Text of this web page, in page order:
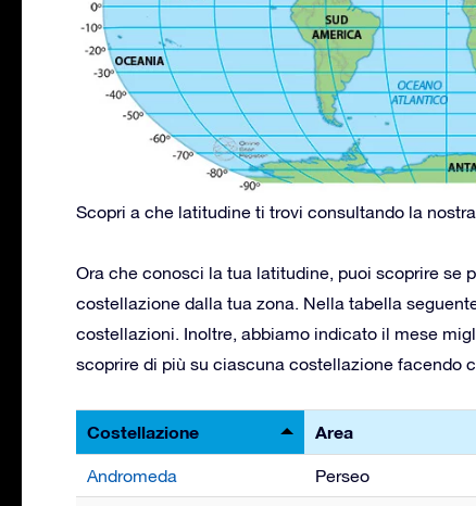
Scopri a che latitudine ti trovi consultando la
Ora che conosci la tua latitudine, puoi scoprire se
costellazione dalla tua zona. Nella tabella
costellazioni. Inoltre, abbiamo indicato il mese
scoprire di più su ciascuna costellazione facendo
Costellazione Area
Andromeda Perseo